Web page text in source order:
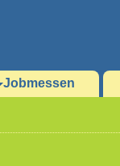
Jobmessen